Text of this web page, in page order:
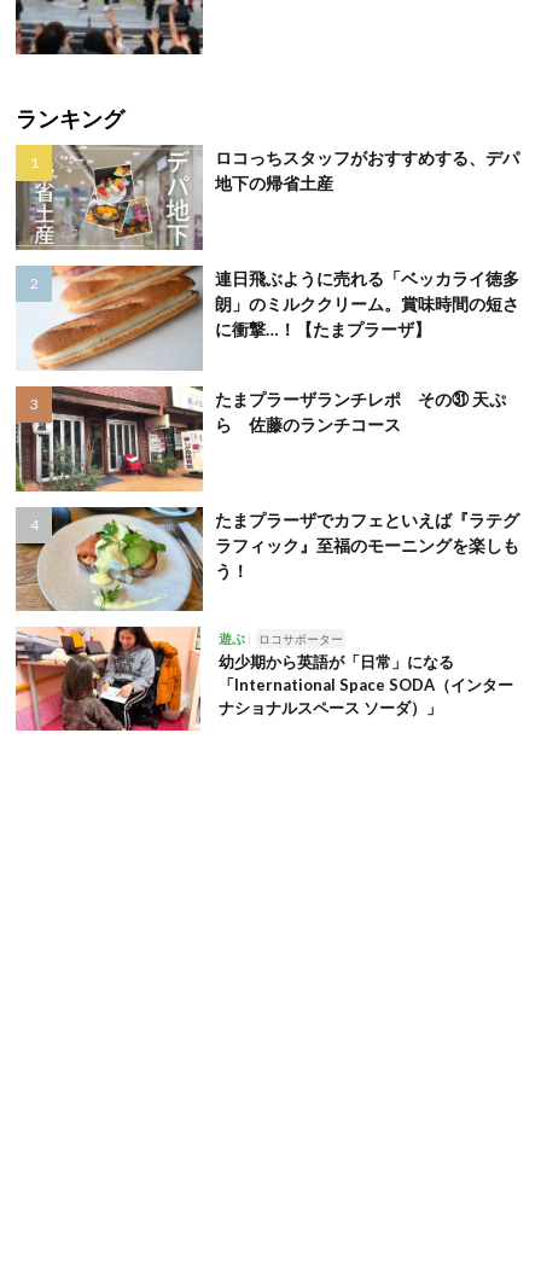
ランキング
ロコっちスタッフがおすすめする、デパ
地下の帰省土産
連日飛ぶように売れる「ベッカライ徳多
朗」のミルククリーム。賞味時間の短さ
に衝撃…！【たまプラーザ】
たまプラーザランチレポ その㉛ 天ぷ
ら 佐藤のランチコース
たまプラーザでカフェといえば『ラテグ
ラフィック』至福のモーニングを楽しも
う！
遊ぶ ロコサポーター
幼少期から英語が「日常」になる
「International Space SODA（インター
ナショナルスペース ソーダ）」